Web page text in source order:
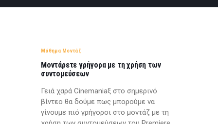
FILMMAKING
Μάθημα Μοντάζ
Μοντάρετε γρήγορα με τη χρήση των
συντομεύσεων
Γειά χαρά Cinemaniaξ στο σημερινό
βίντεο θα δούμε πως μπορούμε να
γίνουμε πιό γρήγοροι στο μοντάζ με τη